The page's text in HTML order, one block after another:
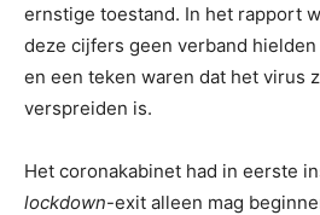
ernstige toestand. In het rapport
deze cijfers geen verband
en een teken waren dat het virus
verspreiden is.
Het coronakabinet had in eerste
lockdown-exit alleen mag